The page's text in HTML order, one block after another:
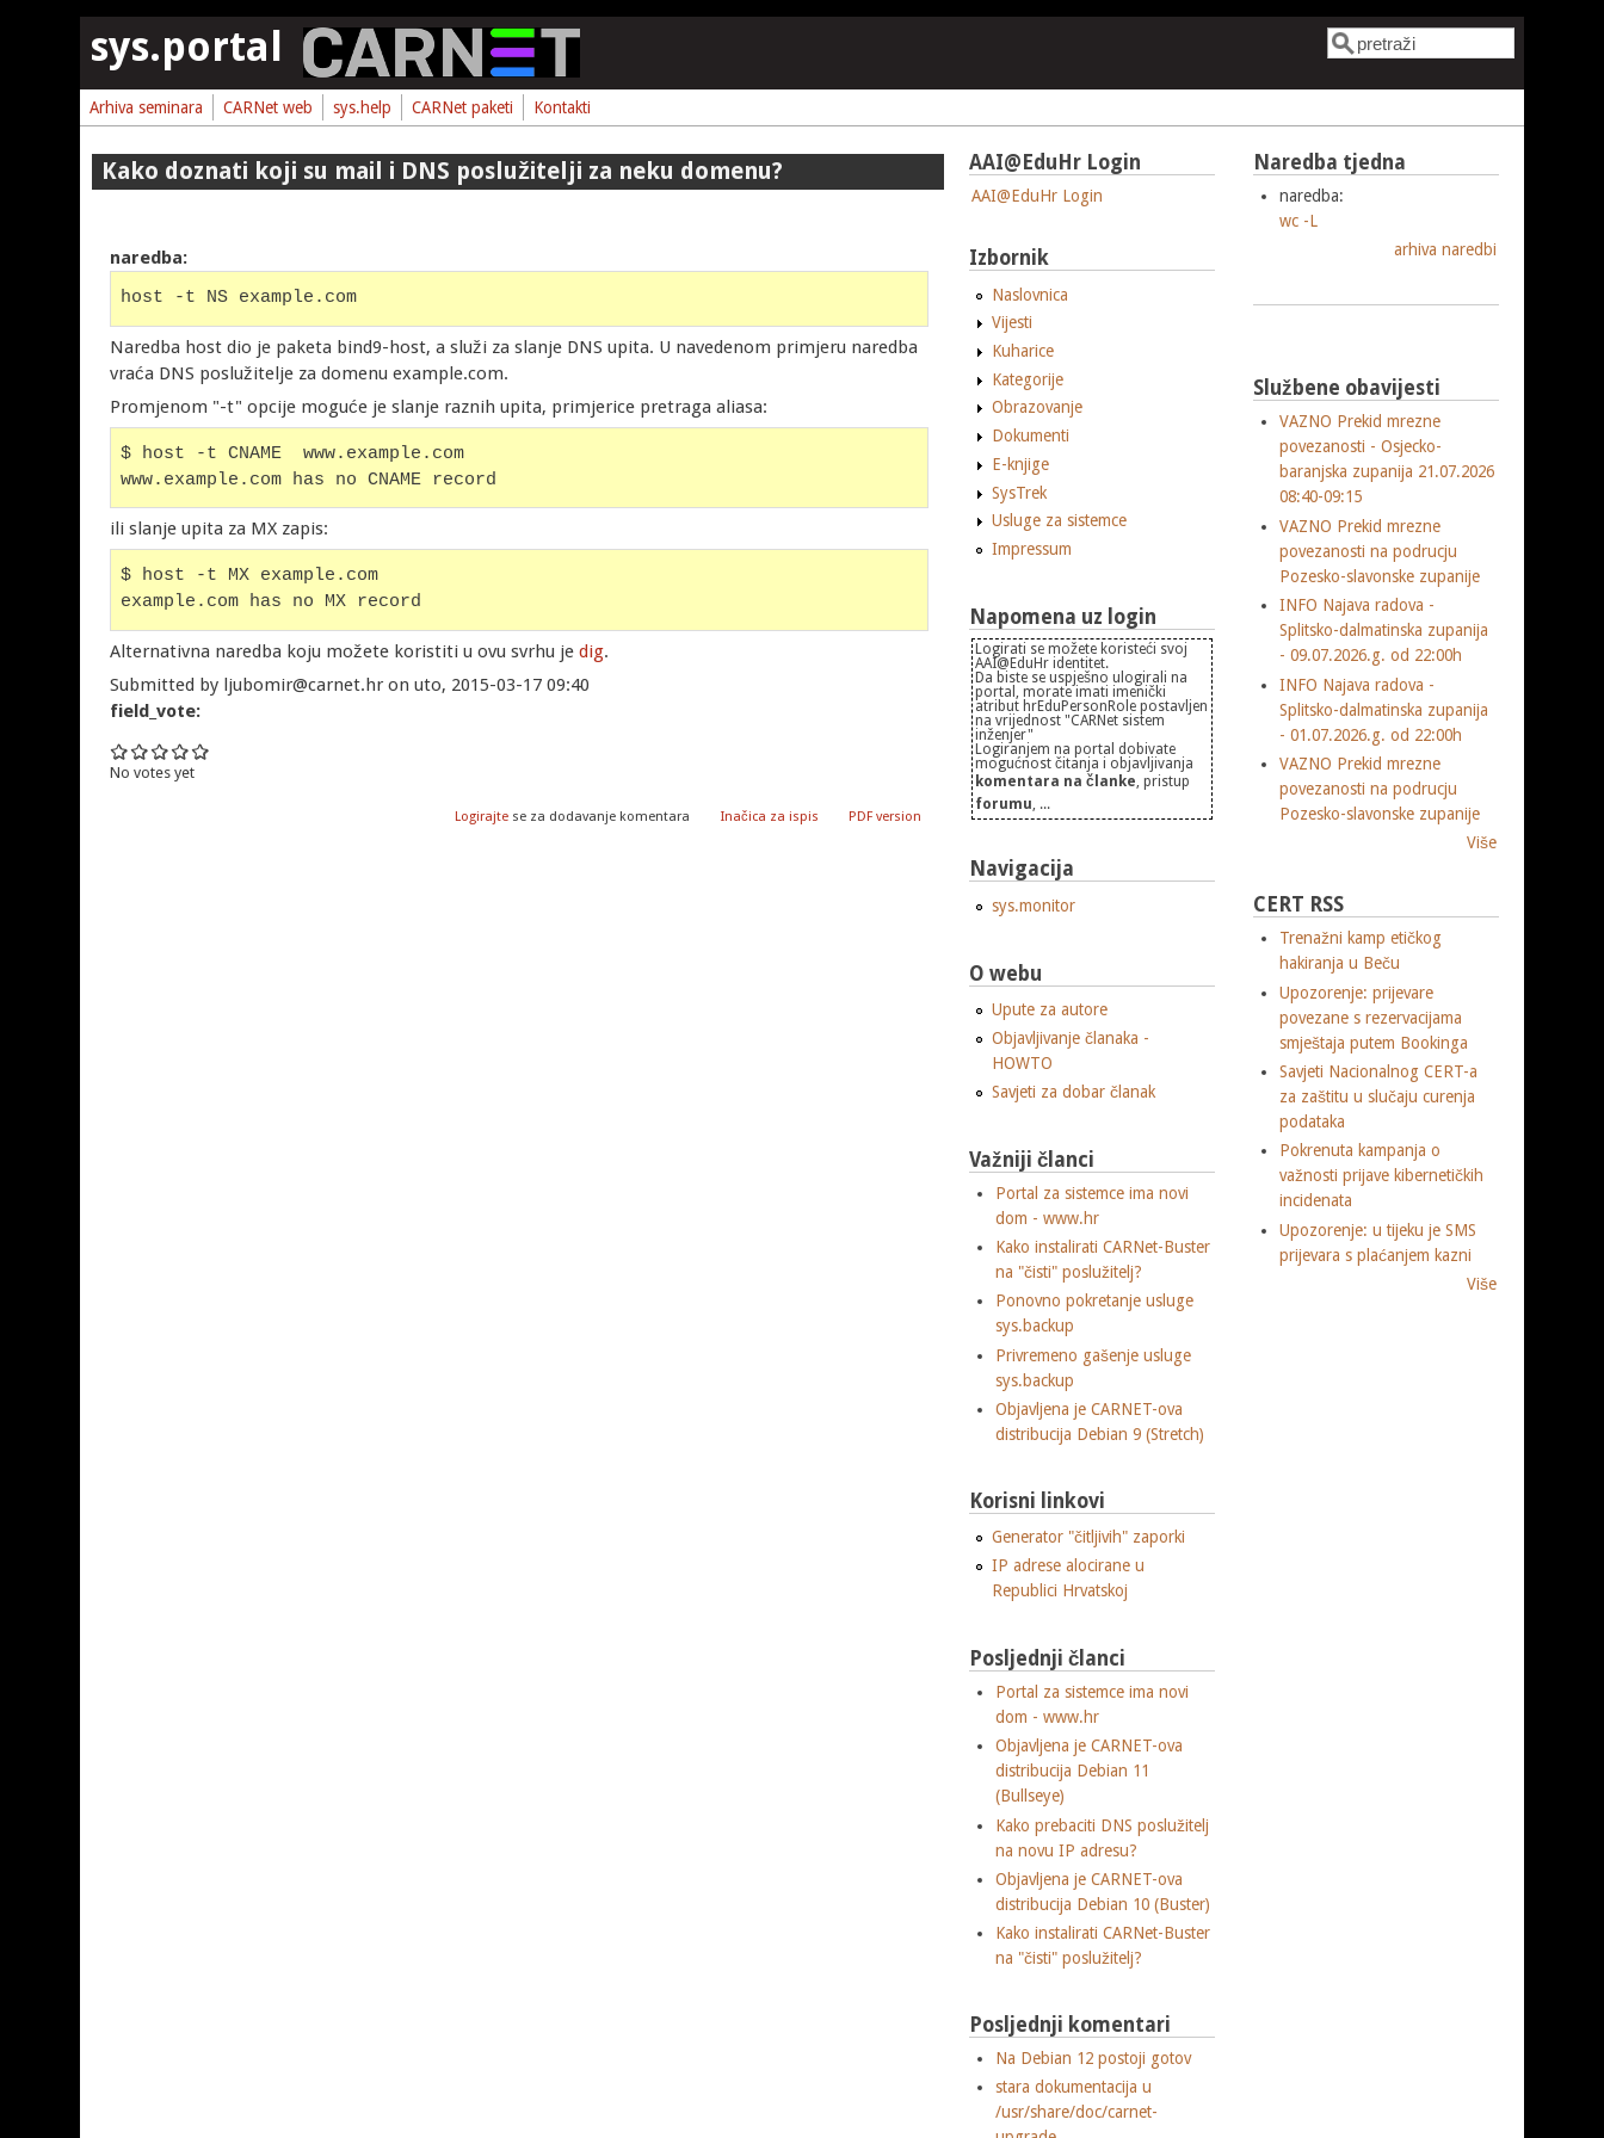
sys.portal Obrazac pretrage
Pretraga
Arhiva seminara CARNet web sys.help CARNet paketi Kontakti
Kako doznati koji su mail i DNS poslužitelji za neku domenu?
naredba:
host -t NS example.com
Naredba host dio je paketa bind9-host, a služi za slanje DNS upita. U navedenom primjeru naredba
vraća DNS poslužitelje za domenu example.com.
Promjenom "-t" opcije moguće je slanje raznih upita, primjerice pretraga aliasa:
$ host -t CNAME  www.example.com
www.example.com has no CNAME record
ili slanje upita za MX zapis:
$ host -t MX example.com
example.com has no MX record
Alternativna naredba koju možete koristiti u ovu svrhu jedig.
Submitted by ljubomir@carnet.hr on uto, 2015-03-17 09:40
field_vote:
No votes yet
Logirajte se za dodavanje komentara Inačica za ispis PDF version
AAI@EduHr Login
AAI@EduHr Login
Izbornik
Naslovnica
Vijesti
Kuharice
Kategorije
Obrazovanje
Dokumenti
E-knjige
SysTrek
Usluge za sistemce
Impressum
Napomena uz login
Logirati se možete koristeći svoj
AAI@EduHr identitet.
Da biste se uspješno ulogirali na
portal, morate imati imenički
atribut hrEduPersonRole postavljen
na vrijednost "CARNet sistem
inženjer"
Logiranjem na portal dobivate
mogućnost čitanja i objavljivanja
komentara na članke, pristup
forumu, ...
Navigacija
sys.monitor
O webu
Upute za autore
Objavljivanje članaka -
HOWTO
Savjeti za dobar članak
Važniji članci
Portal za sistemce ima novi
dom - www.hr
Kako instalirati CARNet-Buster
na "čisti" poslužitelj?
Ponovno pokretanje usluge
sys.backup
Privremeno gašenje usluge
sys.backup
Objavljena je CARNET-ova
distribucija Debian 9 (Stretch)
Korisni linkovi
Generator "čitljivih" zaporki
IP adrese alocirane u
Republici Hrvatskoj
Posljednji članci
Portal za sistemce ima novi
dom - www.hr
Objavljena je CARNET-ova
distribucija Debian 11
(Bullseye)
Kako prebaciti DNS poslužitelj
na novu IP adresu?
Objavljena je CARNET-ova
distribucija Debian 10 (Buster)
Kako instalirati CARNet-Buster
na "čisti" poslužitelj?
Posljednji komentari
Na Debian 12 postoji gotov
stara dokumentacija u
/usr/share/doc/carnet-
Naredba tjedna
naredba:
wc -L
arhiva naredbi
Službene obavijesti
VAZNO Prekid mrezne
povezanosti - Osjecko-
baranjska zupanija 21.07.2026
08:40-09:15
VAZNO Prekid mrezne
povezanosti na podrucju
Pozesko-slavonske zupanije
INFO Najava radova -
Splitsko-dalmatinska zupanija
- 09.07.2026.g. od 22:00h
INFO Najava radova -
Splitsko-dalmatinska zupanija
- 01.07.2026.g. od 22:00h
VAZNO Prekid mrezne
povezanosti na podrucju
Pozesko-slavonske zupanije
Više
CERT RSS
Trenažni kamp etičkog
hakiranja u Beču
Upozorenje: prijevare
povezane s rezervacijama
smještaja putem Bookinga
Savjeti Nacionalnog CERT-a
za zaštitu u slučaju curenja
podataka
Pokrenuta kampanja o
važnosti prijave kibernetičkih
incidenata
Upozorenje: u tijeku je SMS
prijevara s plaćanjem kazni
Više